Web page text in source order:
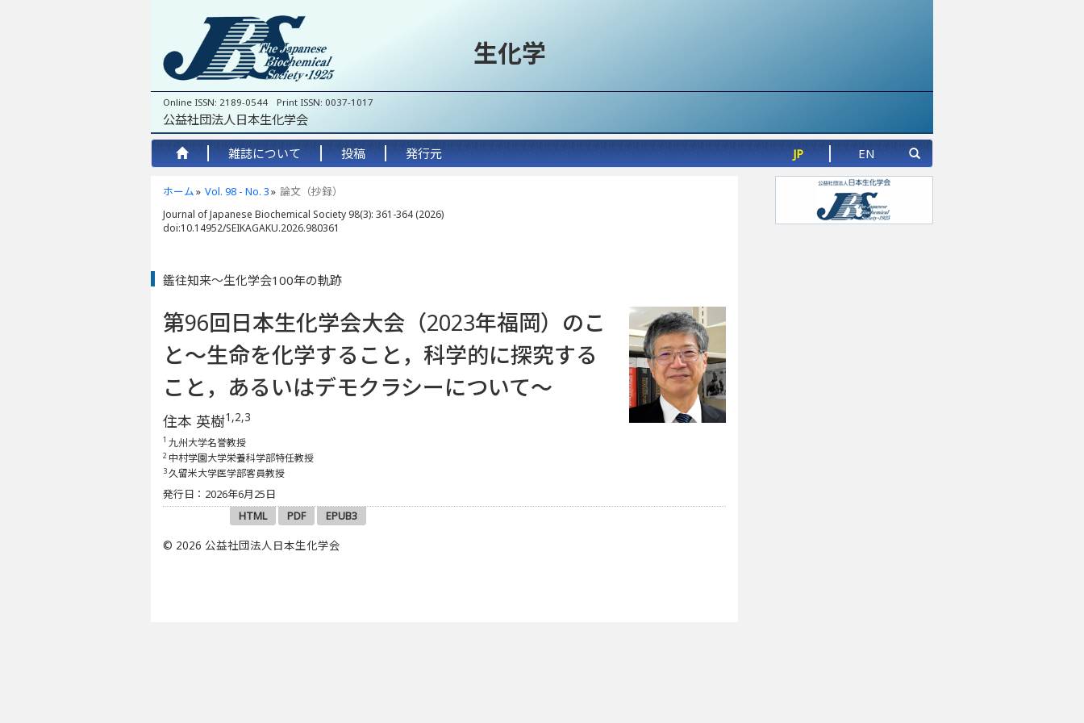
生化学
Online ISSN: 2189-0544 Print ISSN: 0037-1017
公益社団法人日本生化学会
雑誌について 投稿 発行元 JP EN
ホーム Vol. 98 - No. 3 論文（抄録）
Journal of Japanese Biochemical Society 98(3): 361-364 (2026)
doi:10.14952/SEIKAGAKU.2026.980361
鑑往知来～生化学会100年の軌跡
第96回日本生化学会大会（2023年福岡）のこ
と～生命を化学すること，科学的に探究する
こと，あるいはデモクラシーについて～
住本 英樹1,2,3
1 九州大学名誉教授
2 中村学園大学栄養科学部特任教授
3久留米大学医学部客員教授
発行日：2026年6月25日
HTML
PDF EPUB3
© 2026 公益社団法人日本生化学会